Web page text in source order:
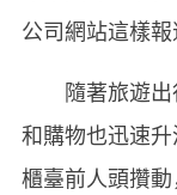
公司網站這樣報
隨著旅遊出
和購物也迅速
櫃臺前人頭攢